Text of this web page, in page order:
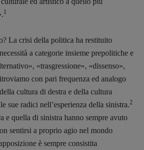
1
La crisi della politica ha restituito
a categorie insieme prepolitiche e
«trasgressione», «dissenso»,
con pari frequenza ed analogo
cultura di destra e della cultura
sue radici nell’esperienza della sinistra.2
e quella di sinistra hanno sempre avuto
sentirsi a proprio agio nel mondo
è sempre consistita